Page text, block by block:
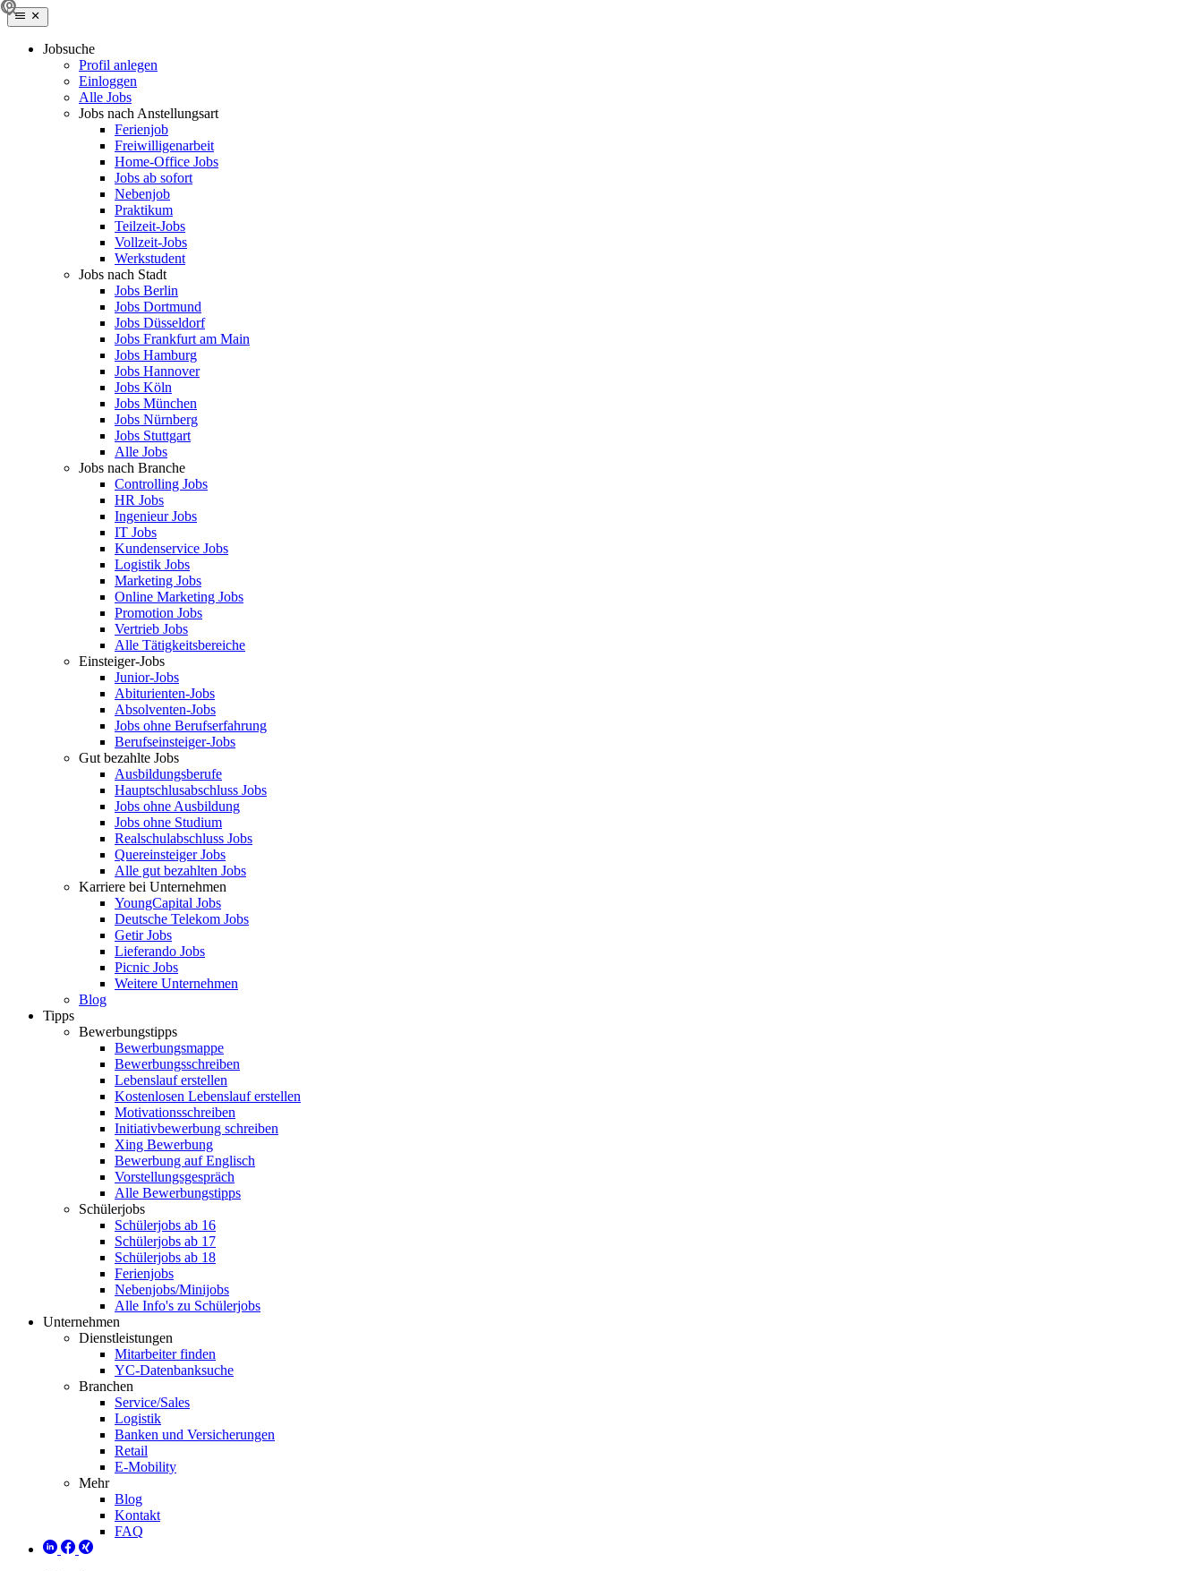
Jobsuche
Profil anlegen
Einloggen
Alle Jobs
Jobs nach Anstellungsart
Ferienjob
Freiwilligenarbeit
Home-Office Jobs
Jobs ab sofort
Nebenjob
Praktikum
Teilzeit-Jobs
Vollzeit-Jobs
Werkstudent
Jobs nach Stadt
Jobs Berlin
Jobs Dortmund
Jobs Düsseldorf
Jobs Frankfurt am Main
Jobs Hamburg
Jobs Hannover
Jobs Köln
Jobs München
Jobs Nürnberg
Jobs Stuttgart
Alle Jobs
Jobs nach Branche
Controlling Jobs
HR Jobs
Ingenieur Jobs
IT Jobs
Kundenservice Jobs
Logistik Jobs
Marketing Jobs
Online Marketing Jobs
Promotion Jobs
Vertrieb Jobs
Alle Tätigkeitsbereiche
Einsteiger-Jobs
Junior-Jobs
Abiturienten-Jobs
Absolventen-Jobs
Jobs ohne Berufserfahrung
Berufseinsteiger-Jobs
Gut bezahlte Jobs
Ausbildungsberufe
Hauptschlusabschluss Jobs
Jobs ohne Ausbildung
Jobs ohne Studium
Realschulabschluss Jobs
Quereinsteiger Jobs
Alle gut bezahlten Jobs
Karriere bei Unternehmen
YoungCapital Jobs
Deutsche Telekom Jobs
Getir Jobs
Lieferando Jobs
Picnic Jobs
Weitere Unternehmen
Blog
Tipps
Bewerbungstipps
Bewerbungsmappe
Bewerbungsschreiben
Lebenslauf erstellen
Kostenlosen Lebenslauf erstellen
Motivationsschreiben
Initiativbewerbung schreiben
Xing Bewerbung
Bewerbung auf Englisch
Vorstellungsgespräch
Alle Bewerbungstipps
Schülerjobs
Schülerjobs ab 16
Schülerjobs ab 17
Schülerjobs ab 18
Ferienjobs
Nebenjobs/Minijobs
Alle Info's zu Schülerjobs
Unternehmen
Dienstleistungen
Mitarbeiter finden
YC-Datenbanksuche
Branchen
Service/Sales
Logistik
Banken und Versicherungen
Retail
E-Mobility
Mehr
Blog
Kontakt
FAQ